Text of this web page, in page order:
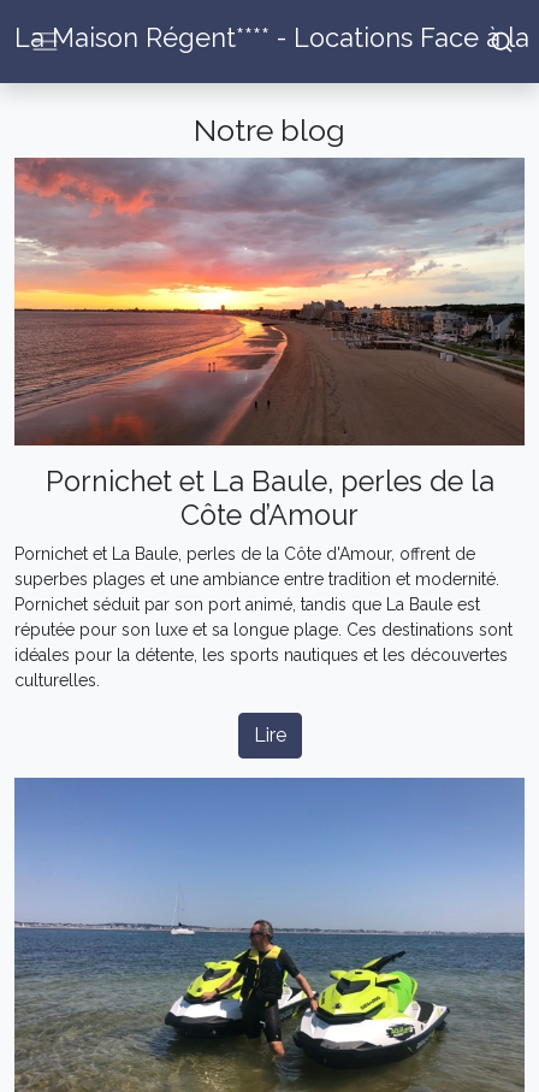
La Maison Régent**** - Locations Face à
Notre blog
Pornichet et La Baule, perles de la
Côte d’Amour
Pornichet et La Baule, perles de la Côte d'Amour, offrent de
superbes plages et une ambiance entre tradition et modernité.
Pornichet séduit par son port animé, tandis que La Baule est
réputée pour son luxe et sa longue plage. Ces destinations sont
idéales pour la détente, les sports nautiques et les découvertes
culturelles.
Lire